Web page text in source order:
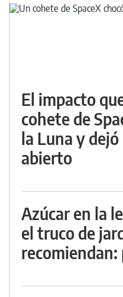
El impacto
cohete de
la Luna y
abierto
Azúcar en la
el truco de
recomiendan: